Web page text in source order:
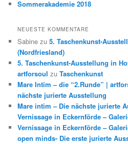
Sommerakademie 2018
NEUESTE KOMMENTARE
Sabine zu5. Taschenkunst-
(Nordfriesland)
5. Taschenkunst-Ausstellung in
artforsoul zuTaschenkunst
Mare Intim – die “2.Runde” |
nächste jurierte Ausstellung
Mare intim – Die nächste jurierte
Vernissage in Eckernförde –
Vernissage in Eckernförde –
open minds- Die erste jurierte